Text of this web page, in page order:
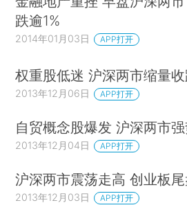
跌逾1%
2014年01月03日 APP打开
权重股低迷 沪深两市缩量
2013年12月06日 APP打开
自贸概念股爆发 沪深两市
2013年12月04日 APP打开
沪深两市震荡走高 创业板
2013年12月03日 APP打开